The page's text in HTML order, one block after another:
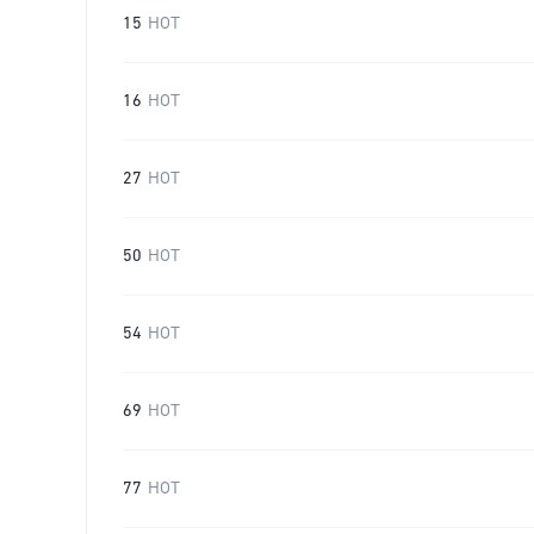
15 HOT
16 HOT
27 HOT
50 HOT
54 HOT
69 HOT
77 HOT